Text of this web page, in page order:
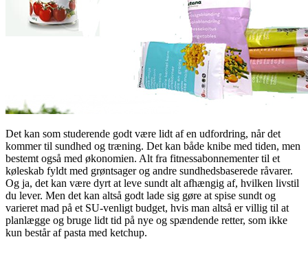
Det kan som studerende godt være lidt af en udfordring, når det
kommer til sundhed og træning. Det kan både knibe med tiden, men
bestemt også med økonomien. Alt fra fitnessabonnementer til et
køleskab fyldt med grøntsager og andre sundhedsbaserede råvarer.
Og ja, det kan være dyrt at leve sundt alt afhængig af, hvilken livstil
du lever. Men det kan altså godt lade sig gøre at spise sundt og
varieret mad på et SU-venligt budget, hvis man altså er villig til at
planlægge og bruge lidt tid på nye og spændende retter, som ikke
kun består af pasta med ketchup.